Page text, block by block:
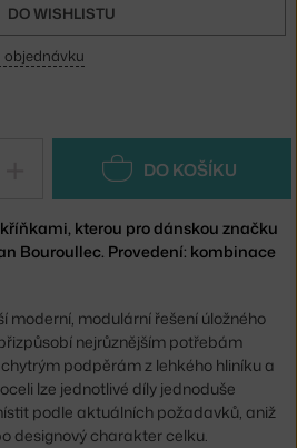
DO WISHLISTU
objednávku
DO KOŠÍKU
kterou pro dánskou značku
Bouroullec. Provedení: kombinace
moderní, modulární řešení úložného
nejrůznějším potřebám
podpěrám z lehkého hliníku a
lze jednotlivé díly jednoduše
podle aktuálních požadavků, aniž
designový charakter celku.